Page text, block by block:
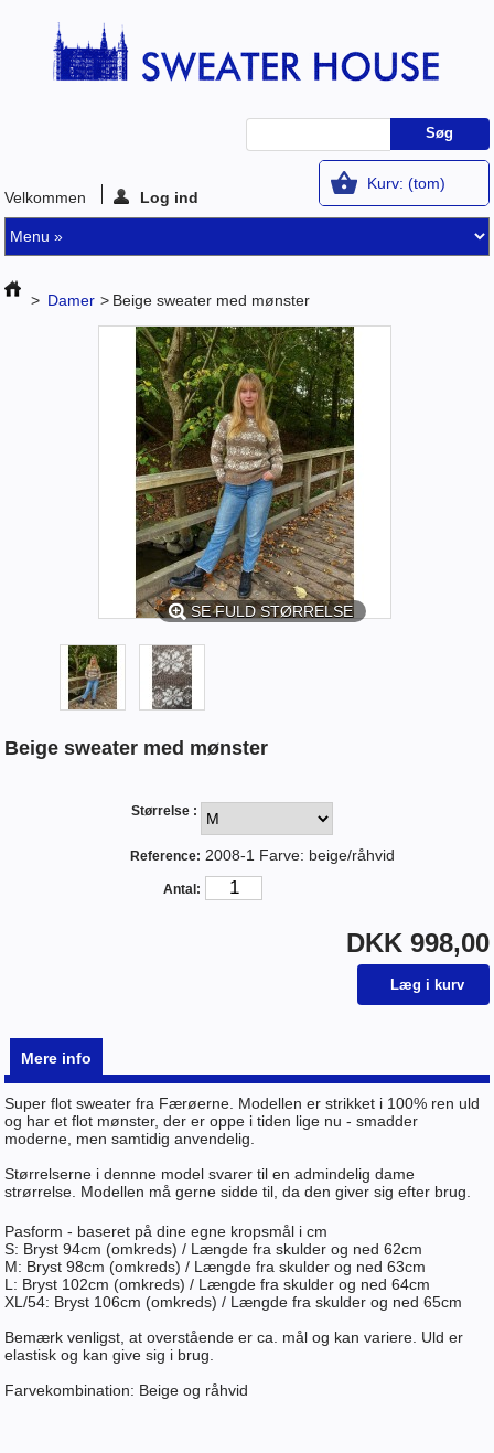
Kurv: (tom)
Velkommen
Log ind
> Damer > Beige sweater med mønster
SE FULD STØRRELSE
Beige sweater med mønster
Størrelse :
Reference: 2008-1 Farve: beige/råhvid
Antal:
DKK 998,00
Mere info
Super flot sweater fra Færøerne. Modellen er strikket i 100% ren uld
og har et flot mønster, der er oppe i tiden lige nu - smadder
moderne, men samtidig anvendelig.
Størrelserne i dennne model svarer til en admindelig dame
strørrelse. Modellen må gerne sidde til, da den giver sig efter brug.
Pasform - baseret på dine egne kropsmål i cm
S: Bryst 94cm (omkreds) / Længde fra skulder og ned 62cm
M: Bryst 98cm (omkreds) / Længde fra skulder og ned 63cm
L: Bryst 102cm (omkreds) / Længde fra skulder og ned 64cm
XL/54: Bryst 106cm (omkreds) / Længde fra skulder og ned 65cm
Bemærk venligst, at overstående er ca. mål og kan variere. Uld er
elastisk og kan give sig i brug.
Farvekombination: Beige og råhvid